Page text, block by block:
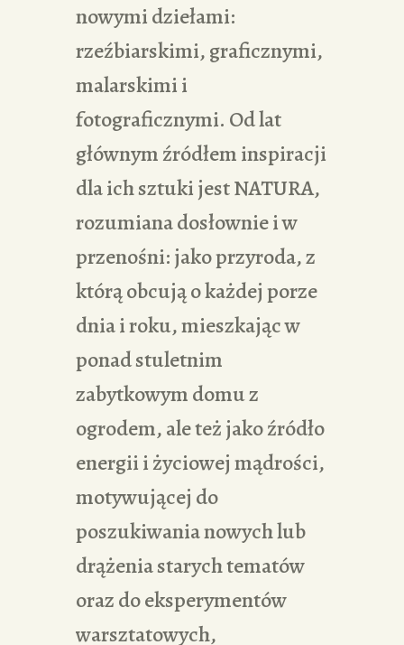
nowymi dziełami:
rzeźbiarskimi, graficznymi,
malarskimi i
fotograficznymi. Od lat
głównym źródłem inspiracji
dla ich sztuki jest NATURA,
rozumiana dosłownie i w
przenośni: jako przyroda, z
którą obcują o każdej porze
dnia i roku, mieszkając w
ponad stuletnim
zabytkowym domu z
ogrodem, ale też jako źródło
energii i życiowej mądrości,
motywującej do
poszukiwania nowych lub
drążenia starych tematów
oraz do eksperymentów
warsztatowych,